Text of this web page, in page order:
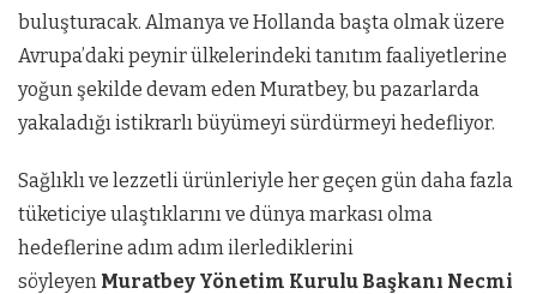
buluşturacak. Almanya ve Hollanda başta olmak üzere
Avrupa’daki peynir ülkelerindeki tanıtım faaliyetlerine
yoğun şekilde devam eden Muratbey, bu pazarlarda
yakaladığı istikrarlı büyümeyi sürdürmeyi hedefliyor.
Sağlıklı ve lezzetli ürünleriyle her geçen gün daha fazla
tüketiciye ulaştıklarını ve dünya markası olma
hedeflerine adım adım ilerlediklerini
söyleyen Muratbey Yönetim Kurulu Başkanı Necmi